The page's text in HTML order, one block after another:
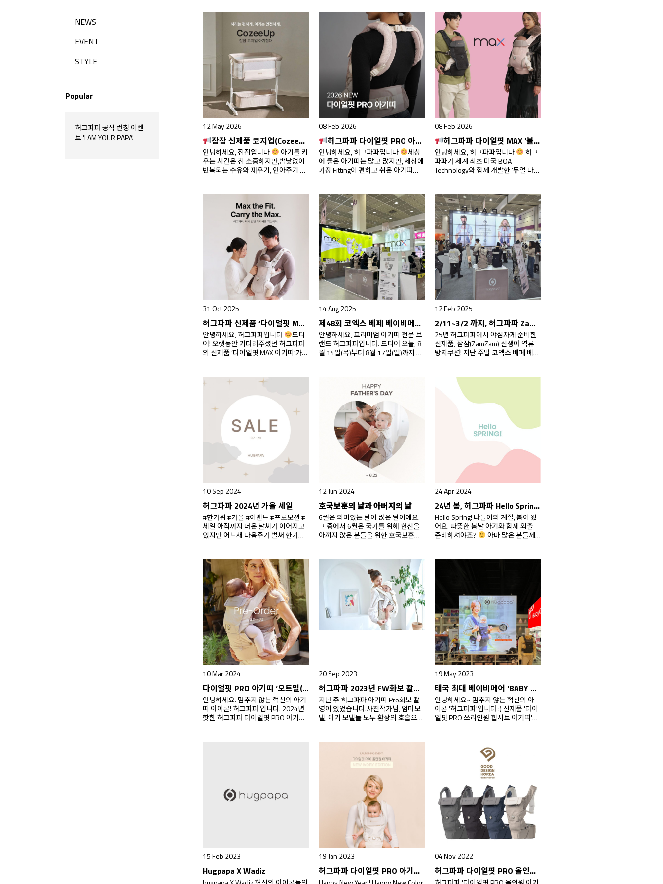
NEWS
EVENT
STYLE
12 May 2026
잠잠 신제품 코지업(CozeeUp) 아기 침대 사전예약 OPEN!
안녕하세요, 잠잠입니다
아기를 키
우는 시간은 참 소중하지만,밤낮없이
반복되는 수유와 재우기, 안아주기 속
편안한 수면은 물론,부모의 편안함까
지 함께 생각한신제품 ‘코지업
(CozeeUp) 아기 침대’를 새롭게 선보
입니다! 오는 6월말 공식 출시를 앞두
고,코엑스 코베 베이비페어에서 첫 공
개와 함께사전예약 판매를 시작했는
현장에서 예상보다 뜨거운 반
응과 많은 관심을…
08 Feb 2026
허그파파 다이얼핏 PRO 아기띠 26년형 출시!
안녕하세요, 허그파파입니다
세상
에 좋은 아기띠는 많고 많지만, 세상에
가장 Fitting이 편하고 쉬운 아기띠는
‘다이얼핏(Dial-Fit)’이 들어가 있기 때
문이죠.꾸준히 사랑받아온 허그파파
의 베스트셀러, ‘다이얼핏 PRO 아기
띠’. 가볍고 편안한 착용감과 쉽고 빠른
다이얼핏 맞춤Fitting 기능으로 믿고
오랫동안 사랑받아 왔는데요.2026년
더 시원하게, 더 편안하게 업그레이드
된 모델로…
08 Feb 2026
허그파파 다이얼핏 MAX ‘블랙 & 핑크(Black & Pink)’ 에디션 출시!
안녕하세요, 허그파파입니다
허그
파파가 세계 최초 미국 BOA
Technology와 함께 개발한 ‘듀얼 다이
을 받고 있는데요. 2개의 BOA 다이얼
로 허리벨트와 어깨끈을 각각 조절할
수 있는 특허받은 기능으로 사용자의
어깨와 허리에 가해지는 아기의 하중
을 완벽하게 분산시켜 아기와 보호자
모두에게 가장 편안하고 건강한 ‘맞춤
Fitting’을 제공합니다. …
31 Oct 2025
허그파파 신제품 ‘다이얼핏 MAX 아기띠’ 온라인 사전예약 시작! 쇼핑 LIVE 1-4차 일정 안내
안녕하세요, 허그파파입니다
드디
어! 오랫동안 기다려주셨던 허그파파
의 신제품 ‘다이얼핏 MAX 아기띠’가
의 장점을 그대로 살리면서, 더 편안하
고 더 스마트해진 ‘다이얼핏 MAX’ 로
돌아왔어요.이번 사전예약은 공식 출
시 전 가장 많은 혜택으로 여러분께 보
답하는 특별한 기회랍니다. ​ ​ 런칭
WEEK 쇼핑 LIVE ! 10.30(목) AM…
14 Aug 2025
제48회 코엑스 베페 베이비페어에서 신제품 ‘다이얼핏 MAX 올인원 아기띠’ 최초 공개_ 사전 예약 시작!
안녕하세요, 프리미엄 아기띠 전문 브
랜드 허그파파입니다. 드디어 오늘, 8
월 14일(목)부터 8월 17일(일)까지 4
초로 공개되었습니다! 첫날부터 많은
고객님들이 방문해 주시어 신제품 출
시에 관한 뜨거운 관심을 한몸에 받고
있는데요! 이번 전시회장에서는 신제
품 출시와 함께 그간 허그파파가 열심
히 일궈온 연대기를 한눈에…
12 Feb 2025
2/11~3/2 까지, 허그파파 ZamZam 신생아 역류방지쿠션 사전예약 이벤트!
25년 허그파파에서 야심차게 준비한
신제품, 잠잠(ZamZam) 신생아 역류
방지쿠션! 지난 주말 코엑스 베페 베이
과 기능성, 품질에 깜짝 놀라 사전예약
구매에 동참해주셨답니다.
60*80*16cm 초대형 사이즈로 만든
안정감, 목꺽임없이 안전하게 신생아
를 재울 수 있는 9도 기울기, 최 23도
까지 아기 등을 세워 역류방지해줄 수
있는 바닥 기울기…
10 Sep 2024
허그파파 2024년 가을 세일
#한가위 #가을 #이벤트 #프로모션 #
세일 아직까지 더운 날씨가 이어지고
있지만 어느새 다음주가 벌써 한가위
을 준비했답니다. 첫 번째, 공식 홈페
이지 & 네이버스마트스토어에서만
9.7~9.18 기간동안 특별한 가격할인
혜택을 만나보실 수 있어요. 조부모님
댁 방문 시 및 여행 시 필수템 부스터
를 할인된 가격에 서둘러 만나보세요.
침받이 3종에…
12 Jun 2024
호국보훈의 날과 아버지의 날
6월은 의미있는 날이 많은 달이에요.
그 중에서 6월은 국가를 위해 헌신을
아끼지 않은 분들을 위한 호국보훈의
요. 6월6일 현충일과 6.25 기념일까
지, 6월에는 우리의 안보와 평화를 위
해 희생하고 헌신하신 분들을 기리고
감사를 전하는 뜻깊은 날들이 많죠. 그
럼 아버지의 날은? 조금 생소하시죠?
국내에서는 어버이날로…
24 Apr 2024
24년 봄, 허그파파 Hello Spring 온라인 베이비페어 쇼핑라이브
Hello Spring! 나들이의 계절, 봄이 왔
어요. 따뜻한 봄날 아기와 함께 외출
준비하셔야죠?
아마 많은 분들께
예정이실텐데요. 이번 봄 허그파파는
베이비페어에서 허그파파를 체험하시
고 싶으시다면, 5월 9일부터 열리는
킨텍스 코베 베이비페어를…
10 Mar 2024
다이얼핏 PRO 아기띠 ‘오트밀(Oatmeal)’ 컬러 출시 및 사전구매 이벤트 안내
안녕하세요. 멈추지 않는 혁신의 아기
띠 아이콘! 허그파파 입니다. 2024년
핫한 허그파파 다이얼핏 PRO 아기띠
모두에게 잘 어울리는 24년의
Oatmeal 컬러…
20 Sep 2023
허그파파 2023년 FW화보 촬영 현장 스케치
지난 주 허그파파 아기띠 Pro화보 촬
영이 있었습니다.사진작가님, 엄마모
델, 아기 모델들 모두 환상의 호흡으로
나 예쁜 엄마와 사랑스런 아기들의 모
습에 다들 감동했답니다.
델, 아기 모델 친구들, 작가님 뿐만 아
니라 스튜디오의 햇살까지!
정말 모든 게 완벽했던 촬영이었습니
19 May 2023
태국 최대 베이비페어 'BABY & KIDS Best Buy' 통해 다이얼핏 PRO 공식 런칭
안녕하세요~ 멈추지 않는 혁신의 아
이콘 '허그파파'입니다 :) 신제품 '다이
얼핏 PRO 쓰리인원 힙시트 아기띠'가
좋은 소식을 전해드리려 왔어요!
'다이얼핏 PRO 쓰리인원 힙시트 아기
띠'는 2022년 대한민국 우수디자인
(GD) 상품 및 글로벌 생활명품으로 선
정될만큼 뛰어난 디자인과 기능성을
인정받은…
15 Feb 2023
Hugpapa X Wadiz
19 Jan 2023
허그파파 다이얼핏 PRO 아기띠 '아이보리(Ivory)' 출시 이벤트
04 Nov 2022
허그파파 다이얼핏 PRO 올인원 아기띠가 2022년 대한민국 우수디자인(GD) 상품에 선정되었습니다!
Popular
허그파파 공식 런칭 이벤
트 'I AM YOUR PAPA'